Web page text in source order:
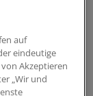
Arthritis
für Herz und
auf
eindeutige
Akzeptieren
„Wir und